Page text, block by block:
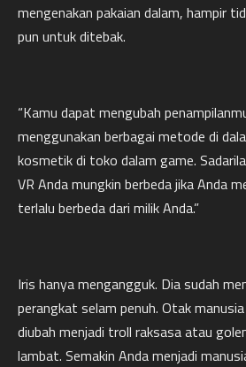
mengenakan pakaian dalam, hampir
pun untuk ditebak.
“Kamu dapat mengubah
menggunakan berbagai metode di
kosmetik di toko dalam game.
VR Anda mungkin berbeda jika Anda
terlalu berbeda dari milik Anda.”
Iris hanya mengangguk. Dia sudah
perangkat selam penuh. Otak
diubah menjadi troll raksasa atau
lambat. Semakin Anda menjadi